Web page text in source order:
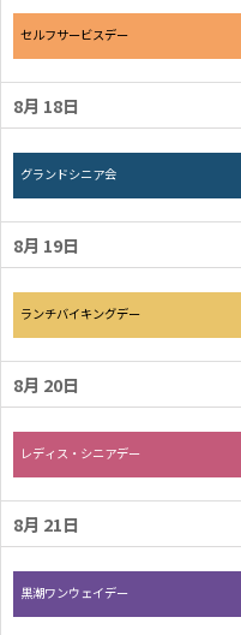
月曜日, 8月 17th 2026
セルフサービスデー
8月 18
火曜日, 8月 18th 2026
グランドシニア会
8月 19
水曜日, 8月 19th 2026
ランチバイキングデー
8月 20
木曜日, 8月 20th 2026
レディス・シニアデー
8月 21
金曜日, 8月 21st 2026
黒潮ワンウェイデー